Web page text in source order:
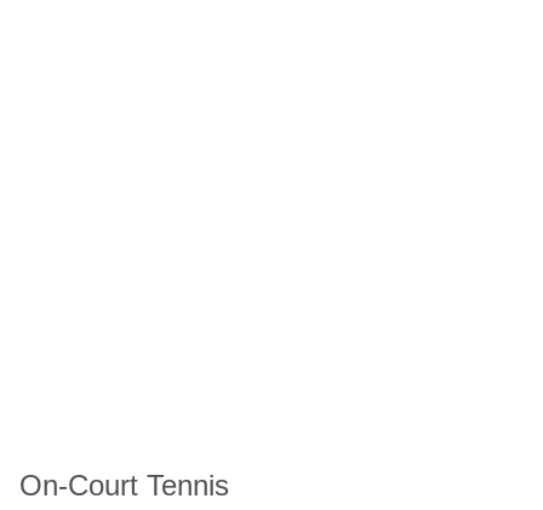
On-Court Tennis